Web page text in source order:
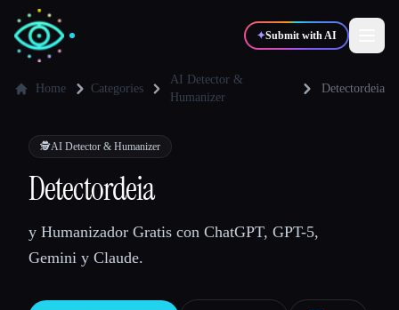
✦Submit with AI
💻Developers
🎓Students
Home Categories
AI Detector &
Humanizer
Detectordeia
🕵️AI Detector & Humanizer
Detectordeia
y Humanizador Gratis con ChatGPT, GPT-5,
Gemini y Claude.